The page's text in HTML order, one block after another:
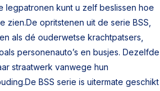
legpatronen kunt u zelf beslissen hoe
opritstenen uit de serie BSS,
als dé ouderwetse krachtpatsers,
personenauto’s en busjes. Dezelfde
straatwerk vanwege hun
BSS serie is uitermate geschikt